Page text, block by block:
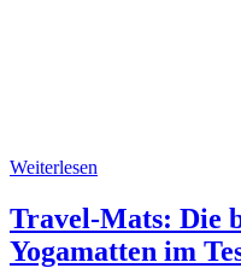
Weiterlesen
Travel-Mats: Die
Yogamatten im